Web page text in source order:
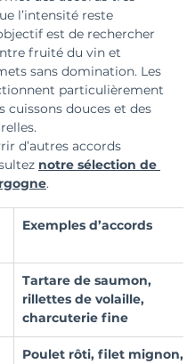
l’intensité reste
est de rechercher
fruité du vin et
sans domination. Les
particulièrement
cuissons douces et des
d’autres accords
notre sélection de
.
Exemples d’accords
Tartare de saumon,
rillettes de volaille,
charcuterie fine
Poulet rôti, filet mignon,